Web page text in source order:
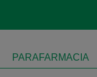
PARAFARMACIA